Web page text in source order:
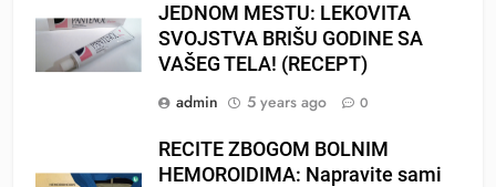
JEDNOM MESTU: LEKOVITA
SVOJSTVA BRIŠU GODINE SA
VAŠEG TELA! (RECEPT)
admin
5 years ago 0
RECITE ZBOGOM BOLNIM
HEMOROIDIMA: Napravite sami